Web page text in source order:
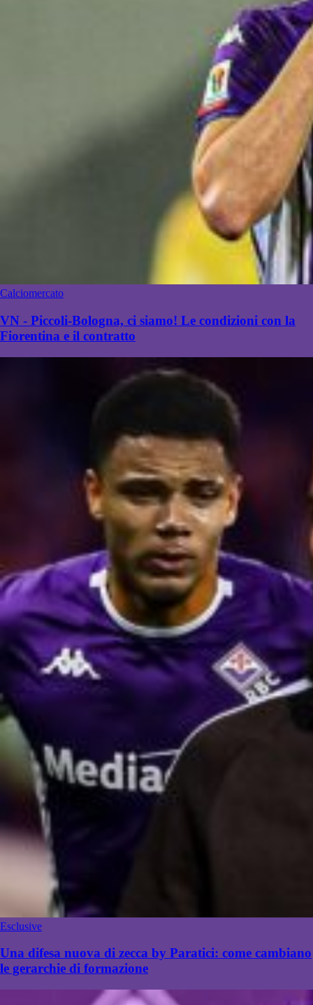
Calciomercato
VN - Piccoli-Bologna, ci siamo! Le condizioni con la
Fiorentina e il contratto
Esclusive
Una difesa nuova di zecca by Paratici: come cambiano
le gerarchie di formazione